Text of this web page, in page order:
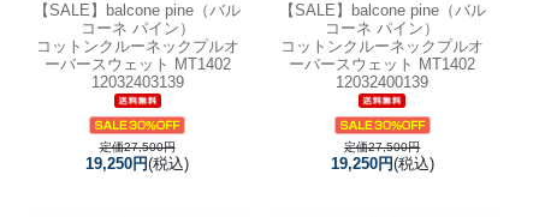
【SALE】
balcone pine（バル
コーネ パイン）
コットンクルーネックプルオ
ーバースウェット MT1402
12032403139
定価27,500円
19,250円(税込)
【SALE】
balcone pine（バル
コーネ パイン）
コットンクルーネックプルオ
ーバースウェット MT1402
12032400139
定価27,500円
19,250円(税込)